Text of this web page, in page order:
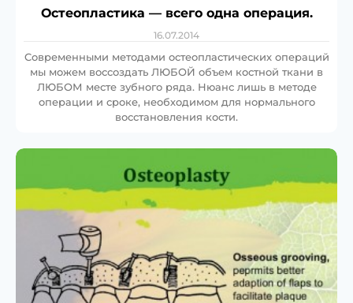
Остеопластика — всего одна операция.
16.07.2014
Cовременными методами остеопластических операций
мы можем воссоздать ЛЮБОЙ объем костной ткани в
ЛЮБОМ месте зубного ряда. Нюанс лишь в методе
операции и сроке, необходимом для нормального
восстановления кости.